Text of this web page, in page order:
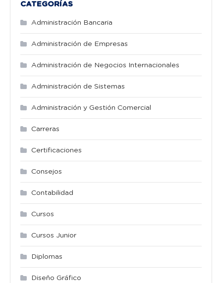
CATEGORÍAS
Administración Bancaria
Administración de Empresas
Administración de Negocios Internacionales
Administración de Sistemas
Administración y Gestión Comercial
Carreras
Certificaciones
Consejos
Contabilidad
Cursos
Cursos Junior
Diplomas
Diseño Gráfico